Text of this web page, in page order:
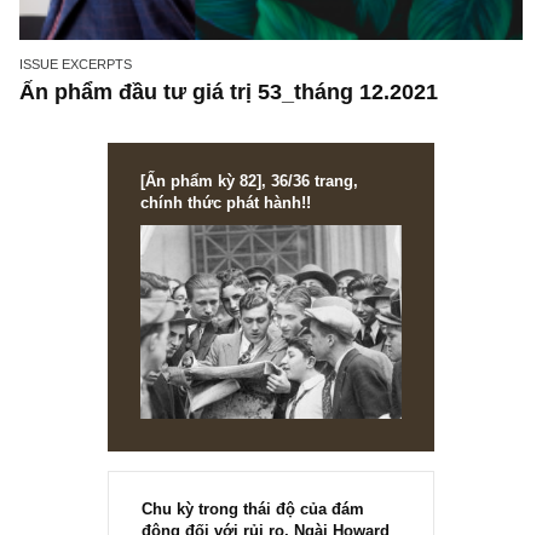
ISSUE EXCERPTS
Ấn phẩm đầu tư giá trị 53_tháng 12.2021
[Ấn phẩm kỳ 82], 36/36 trang,
chính thức phát hành!!